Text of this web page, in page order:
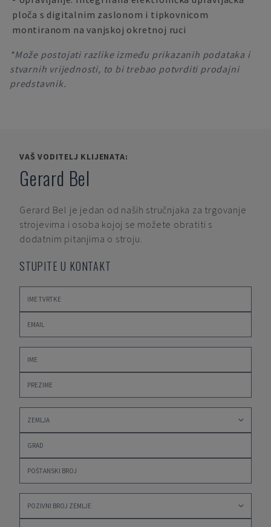
ploča s digitalnim zaslonom i tipkovnicom
montiranom na vanjskoj okretnoj ruci
*Može postojati razlike između prikazanih podataka i
stvarnih vrijednosti, to bi trebao potvrditi prodajni
predstavnik.
VAŠ VODITELJ KLIJENATA:
Gerard Bel
Gerard Bel je jedan od naših stručnjaka za trgovanje
strojevima i osoba kojoj se možete obratiti s
dodatnim pitanjima o stroju.
STUPITE U KONTAKT